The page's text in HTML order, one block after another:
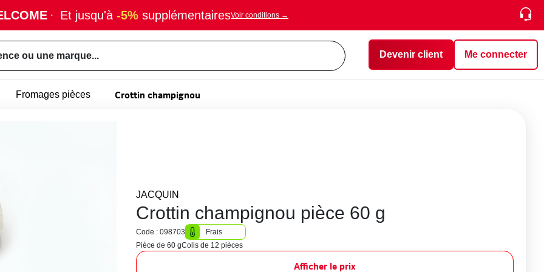
· Et jusqu'à -5% supplémentairesVoir conditions →
ou une marque... Devenir client Me connecter
Fromages pièces Crottin champignou
JACQUIN
Crottin champignou pièce 60 g
Code : 098703
Frais
Pièce de 60 gColis de 12 pièces
Afficher le prix